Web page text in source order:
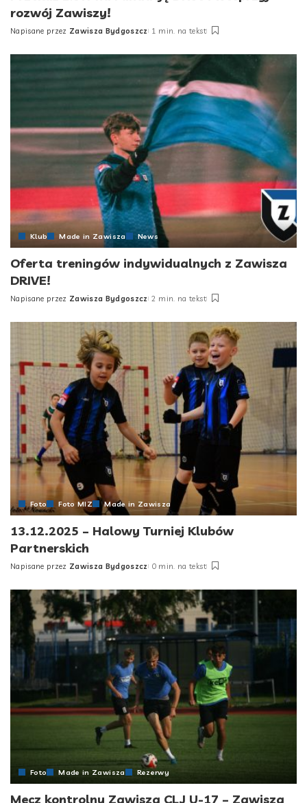
rozwój Zawiszy!
Posted
Napisane przez Zawisza Bydgoszcz 1 min. na tekst
Klub Made in Zawisza News
Oferta treningów indywidualnych z Zawisza
DRIVE!
Posted
Napisane przez Zawisza Bydgoszcz 2 min. na tekst
Foto Foto MIZ Made in Zawisza
13.12.2025 – Halowy Turniej Klubów
Partnerskich
Posted
Napisane przez Zawisza Bydgoszcz 0 min. na tekst
Foto Made in Zawisza Rezerwy
Mecz kontrolny Zawisza CLJ U-17 – Zawisza